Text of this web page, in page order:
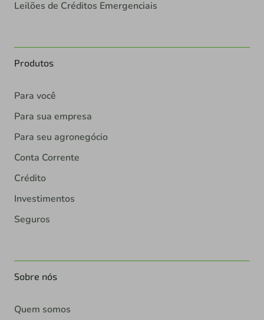
Leilões de Créditos Emergenciais
Produtos
Para você
Para sua empresa
Para seu agronegócio
Conta Corrente
Crédito
Investimentos
Seguros
Sobre nós
Quem somos